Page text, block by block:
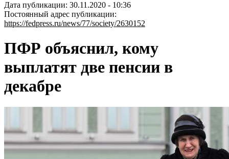
Дата публикации: 30.11.2020 - 10:36
Постоянный адрес публикации:
https://fedpress.ru/news/77/society/2630152
ПФР объяснил, кому
выплатят две пенсии в
декабре